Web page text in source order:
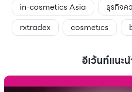
in-cosmetics Asia
ธุรกิจค
rxtradex
cosmetics
อีเว้นท์แนะ